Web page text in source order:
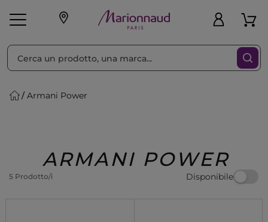
Make-up
Regalo
Armani Power
ARMANI POWER
5 Prodotto/i Disponibile
Ordina per Filtra